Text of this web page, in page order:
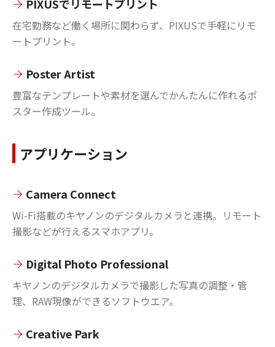
PIXUSでリモートプリント
在宅勤務など働く場所に関わらず、PIXUSで手軽にリモ
ートプリント。
Poster Artist
豊富なテンプレートや素材を選んでかんたんに作れるポ
スター作成ツール。
アプリケーション
Camera Connect
Wi-Fi搭載のキヤノンのデジタルカメラと連携。リモート
撮影などが行えるスマホアプリ。
Digital Photo Professional
キヤノンのデジタルカメラで撮影した写真の調整・管
理、RAW現像ができるソフトウエア。
Creative Park